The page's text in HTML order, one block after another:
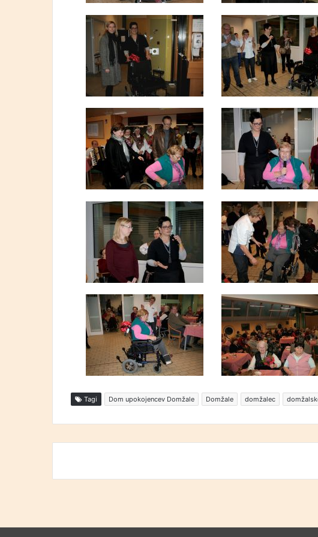
Tagi Dom upokojencev Domžale Domžale domžalec